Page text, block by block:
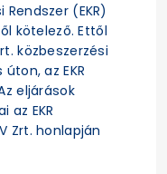
(EKR)
kötelező. Ettől
közbeszerzési
az EKR
eljárások
az EKR
Zrt. honlapján